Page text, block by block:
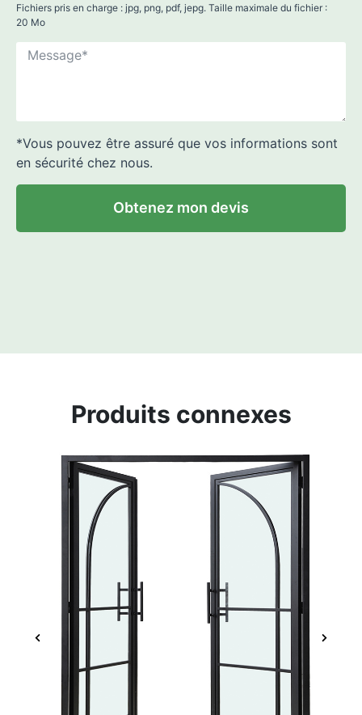
Fichiers pris en charge : jpg, png, pdf, jepg. Taille maximale du fichier :
20 Mo
*Vous pouvez être assuré que vos informations sont
en sécurité chez nous.
Obtenez mon devis
Produits connexes